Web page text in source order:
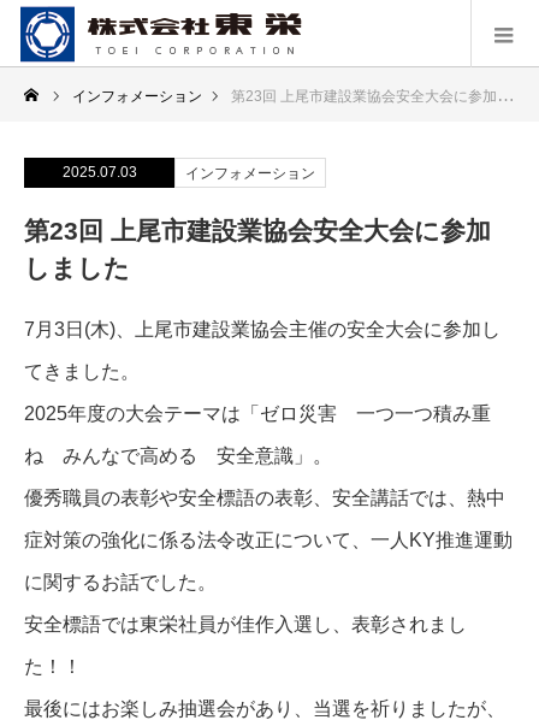
インフォメーション 第23回 上尾市建設業協会安全大会に参加しました
2025.07.03 インフォメーション
第23回 上尾市建設業協会安全大会に参加
しました
7月3日(木)、上尾市建設業協会主催の安全大会に参加し
てきました。
2025年度の大会テーマは「ゼロ災害 一つ一つ積み重
ね みんなで高める 安全意識」。
優秀職員の表彰や安全標語の表彰、安全講話では、熱中
症対策の強化に係る法令改正について、一人KY推進運動
に関するお話でした。
安全標語では東栄社員が佳作入選し、表彰されまし
た！！
最後にはお楽しみ抽選会があり、当選を祈りましたが、